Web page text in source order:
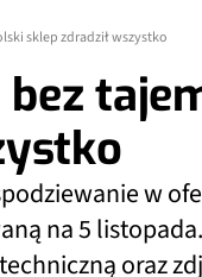
sklep zdradził wszystko
w
na 5
oraz